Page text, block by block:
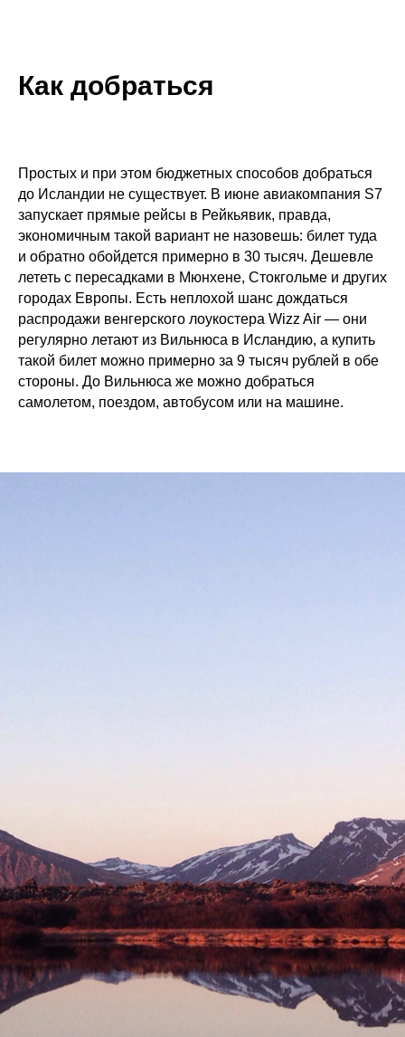
Как добраться
Простых и при этом бюджетных способов добраться
до Исландии не существует. В июне авиакомпания S7
запускает прямые рейсы в Рейкьявик, правда,
экономичным такой вариант не назовешь: билет туда
и обратно обойдется примерно в 30 тысяч. Дешевле
лететь с пересадками в Мюнхене, Стокгольме и других
городах Европы. Есть неплохой шанс дождаться
распродажи венгерского лоукостера Wizz Air — они
регулярно летают из Вильнюса в Исландию, а купить
такой билет можно примерно за 9 тысяч рублей в обе
стороны. До Вильнюса же можно добраться
самолетом, поездом, автобусом или на машине.